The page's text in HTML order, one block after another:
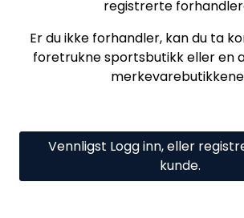
registrerte
Er du ikke forhandler, kan du ta
foretrukne sportsbutikk eller en
Vennligst Logg inn, eller
kunde.